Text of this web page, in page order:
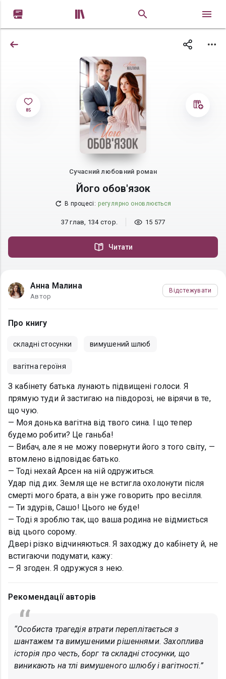
 
85
Сучасний любовний роман
Його обов'язок
В процесі : регулярно оновлюється
37 глав, 134 стор. 15 577
Читати
Анна Малина
Автор
Відстежувати
Про книгу
складні стосунки вимушений шлюб
вагітна героїня
З кабінету батька лунають підвищені голоси. Я
прямую туди й застигаю на півдорозі, не вірячи в те,
що чую.
— Моя донька вагітна від твого сина. І що тепер
будемо робити? Це ганьба!
— Вибач, але я не можу повернути його з того світу, —
втомлено відповідає батько.
— Тоді нехай Арсен на ній одружиться.
Удар під дих. Земля ще не встигла охолонути після
смерті мого брата, а він уже говорить про весілля.
— Ти здурів, Сашо! Цього не буде!
— Тоді я зроблю так, що ваша родина не відмиється
від цього сорому.
Двері різко відчиняються. Я заходжу до кабінету й, не
встигаючи подумати, кажу:
— Я згоден. Я одружуся з нею.
Рекомендації авторів
“Особиста трагедія втрати переплітається з
шантажем та вимушеними рішеннями. Захоплива
історія про честь, борг та складні стосунки, що
виникають на тлі вимушеного шлюбу і вагітності.”